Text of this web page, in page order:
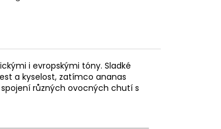
i evropskými tóny. Sladké
a kyselost, zatímco ananas
různých ovocných chutí s